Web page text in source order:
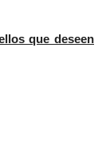
que deseen